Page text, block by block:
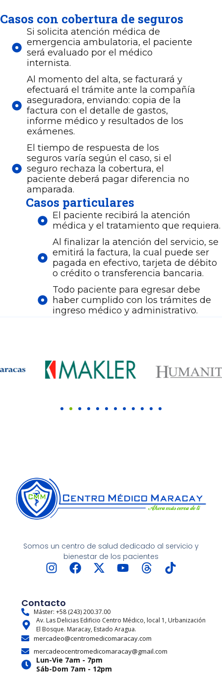
Casos con cobertura de seguros
Si solicita atención médica de
emergencia ambulatoria, el paciente
será evaluado por el médico
internista.
Al momento del alta, se facturará y
efectuará el trámite ante la compañía
aseguradora, enviando: copia de la
factura con el detalle de gastos,
informe médico y resultados de los
exámenes.
El tiempo de respuesta de los
seguros varía según el caso, si el
seguro rechaza la cobertura, el
paciente deberá pagar diferencia no
amparada.
Casos particulares
El paciente recibirá la atención
médica y el tratamiento que requiera.
Al finalizar la atención del servicio, se
emitirá la factura, la cual puede ser
pagada en efectivo, tarjeta de débito
o crédito o transferencia bancaria.
Todo paciente para egresar debe
haber cumplido con los trámites de
ingreso médico y administrativo.
Somos un centro de salud dedicado al servicio y
bienestar de los pacientes
I
t
a
g
r
a
m
F
b
o
o
k
X
i
t
t
e
r
Y
u
b
e
T
a
d
s
T
o
k
Contacto
Máster: +58 (243) 200.37.00
Av. Las Delicias Edificio Centro Médico, local 1, Urbanización
El Bosque. Maracay, Estado Aragua.
mercadeo@centromedicomaracay.com
mercadeocentromedicomaracay@gmail.com
Lun-Vie 7am - 7pm
Sáb-Dom 7am - 12pm